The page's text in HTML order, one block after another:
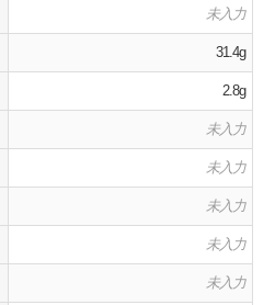
未入力
31.4g
2.8g
未入力
未入力
未入力
未入力
未入力